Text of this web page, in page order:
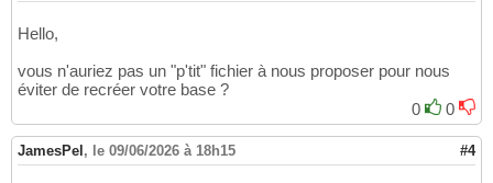
Hello,
vous n'auriez pas un "p'tit" fichier à nous proposer pour nous
éviter de recréer votre base ?
0
0
JamesPel , le 09/06/2026 à 18h15 #4